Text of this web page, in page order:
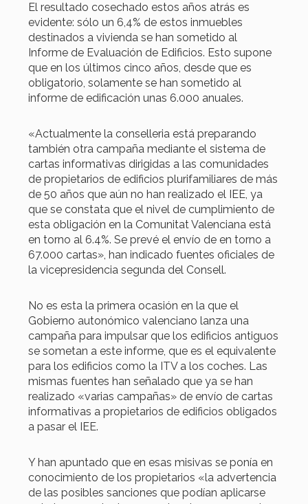
El resultado cosechado estos años atrás es
evidente: sólo un 6,4% de estos inmuebles
destinados a vivienda se han sometido al
Informe de Evaluación de Edificios. Esto supone
que en los últimos cinco años, desde que es
obligatorio, solamente se han sometido al
informe de edificación unas 6.000 anuales.
«Actualmente la conselleria está preparando
también otra campaña mediante el sistema de
cartas informativas dirigidas a las comunidades
de propietarios de edificios plurifamiliares de más
de 50 años que aún no han realizado el IEE, ya
que se constata que el nivel de cumplimiento de
esta obligación en la Comunitat Valenciana está
en torno al 6.4%. Se prevé el envío de en torno a
67.000 cartas», han indicado fuentes oficiales de
la vicepresidencia segunda del Consell.
No es esta la primera ocasión en la que el
Gobierno autonómico valenciano lanza una
campaña para impulsar que los edificios antiguos
se sometan a este informe, que es el equivalente
para los edificios como la ITV a los coches. Las
mismas fuentes han señalado que ya se han
realizado «varias campañas» de envío de cartas
informativas a propietarios de edificios obligados
a pasar el IEE.
Y han apuntado que en esas misivas se ponía en
conocimiento de los propietarios «la advertencia
de las posibles sanciones que podían aplicarse